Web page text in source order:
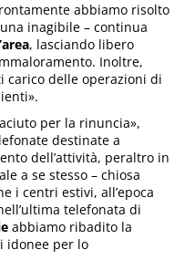
abbiamo risolto
inagibile – continua
, lasciando libero
Inoltre,
carico delle operazioni di
per la rinuncia»,
destinate a
dell’attività, peraltro in
a se stesso – chiosa
i centri estivi, all’epoca
telefonata di
abbiamo ribadito la
idonee per lo